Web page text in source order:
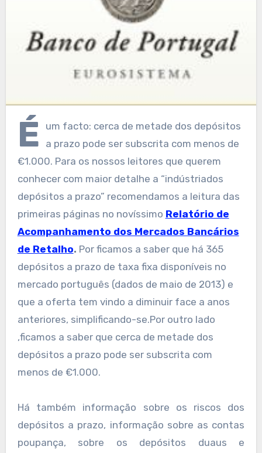
É
um facto: cerca de metade dos depósitos
a prazo pode ser subscrita com menos de
€1.000. Para os nossos leitores que querem
conhecer com maior detalhe a “indústriados
depósitos a prazo” recomendamos a leitura das
primeiras páginas no novíssimo Relatório de
Acompanhamento dos Mercados Bancários
de Retalho. Por ficamos a saber que há 365
depósitos a prazo de taxa fixa disponíveis no
mercado português (dados de maio de 2013) e
que a oferta tem vindo a diminuir face a anos
anteriores, simplificando-se.Por outro lado
,ficamos a saber que cerca de metade dos
depósitos a prazo pode ser subscrita com
menos de €1.000.
Há também informação sobre os riscos dos
depósitos a prazo, informação sobre as contas
poupança, sobre os depósitos duaus e